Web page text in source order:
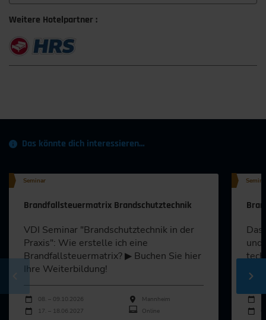
Weitere Hotelpartner :
Das könnte dich interessieren…
Seminar
Brandfallsteuermatrix Brandschutztechnik
VDI Seminar "Brandschutztechnik in der
Praxis": Wie erstelle ich eine
Brandfallsteuermatrix? ▶ Buchen Sie hier
Ihre Weiterbildung!
Durchführungen
Veranstaltungsdatum Veranstaltungsort
08. – 09.10.2026
Mannheim
17. – 18.06.2027
Online
und